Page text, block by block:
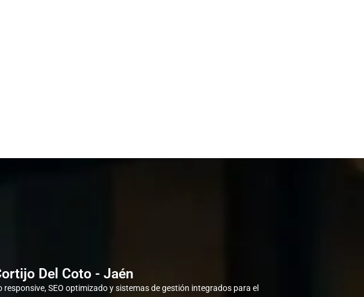
Del Coto - Jaén
SEO optimizado y sistemas de gestión integrados para el